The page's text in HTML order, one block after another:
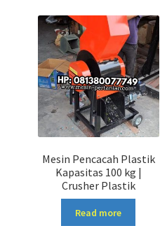
Mesin Pencacah Plastik
Kapasitas 100 kg |
Crusher Plastik
Read more